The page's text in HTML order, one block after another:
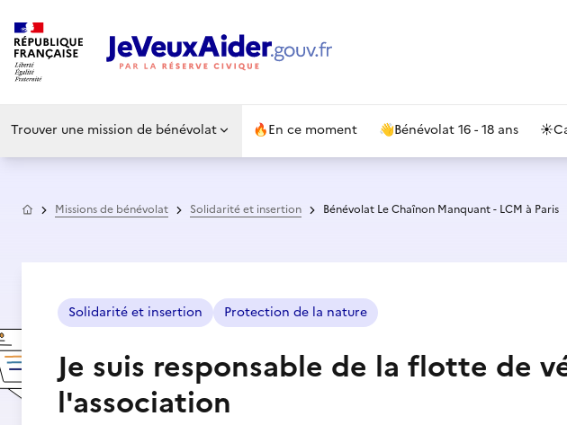
Trouver une mission de bénévolat 🔥En ce moment 👋Bénévolat 16 - 18 ans ☀️
AccueilMissions de bénévolat Solidarité et insertion Bénévolat Le Chaînon Manquant - LCM à Paris
Solidarité et insertion Protection de la nature
Je suis responsable de la flotte de
l'association